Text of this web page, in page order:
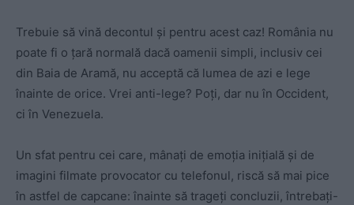
Trebuie să vină decontul şi pentru acest caz! România nu
poate fi o ţară normală dacă oamenii simpli, inclusiv cei
din Baia de Aramă, nu acceptă că lumea de azi e lege
înainte de orice. Vrei anti-lege? Poţi, dar nu în Occident,
ci în Venezuela.
Un sfat pentru cei care, mânaţi de emoţia iniţială şi de
imagini filmate provocator cu telefonul, riscă să mai pice
în astfel de capcane: înainte să trageţi concluzii, întrebaţi-